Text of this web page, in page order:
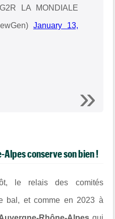
LA MONDIALE
January 13,
conserve son bien !
le relais des comités
bal, et comme en 2023 à